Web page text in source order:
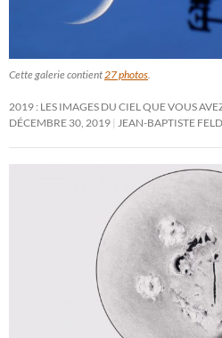
Cette galerie contient 27 photos
2019 : LES IMAGES DU CIEL QUE VOUS
DÉCEMBRE 30, 2019
JEAN-BAPTISTE